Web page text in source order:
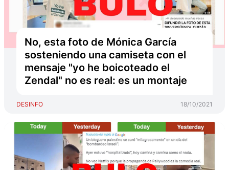
No, esta foto de Mónica García
sosteniendo una camiseta con el
mensaje "yo he boicoteado el
Zendal" no es real: es un montaje
DESINFO 18/10/2021